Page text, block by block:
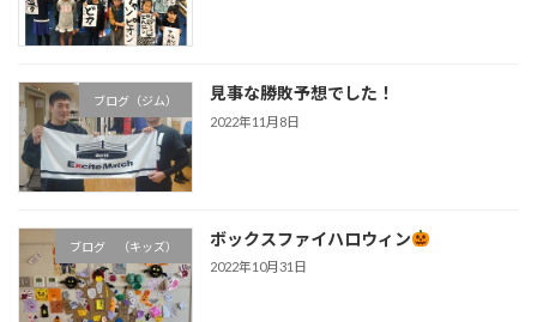
ブログ（ジム） 見事な勝敗予想でした！
2022年11月8日
ブログ （キッズ） ボックスファイハロウィン
2022年10月31日